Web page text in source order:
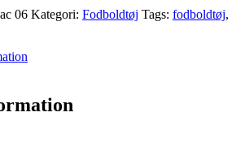
06 Kategori: Fodboldtøj Tags: fodboldtøj,